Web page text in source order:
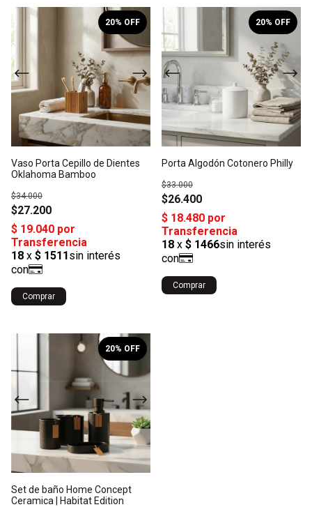
1/2
Vaso Porta Cepillo de Dientes
Oklahoma Bamboo
$27.200
$34.000
20% OFF
Comprar
1/5
Porta Algodón Cotonero Philly
$26.400
$33.000
20% OFF
Comprar
1/2
Set de baño Home Concept
Ceramica | Habitat Edition
20% OFF